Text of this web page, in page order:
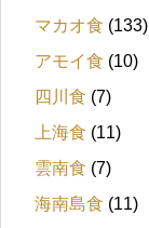
マカオ食 (133)
アモイ食 (10)
四川食 (7)
上海食 (11)
雲南食 (7)
海南島食 (11)